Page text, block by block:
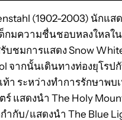
(1902-2003) นักแ
ด็กมความชื่นชอบหลงใหล
ชมการแสดง Snow
จากนั้นเดินทางท่องยุโร
า ระหว่างทำการรักษาพบ
แสดงนำ The Holy
ำกับ/แสดงนำ The Blue